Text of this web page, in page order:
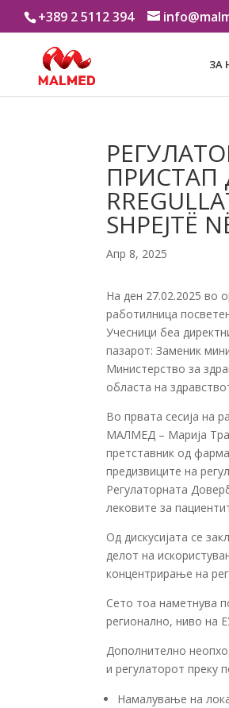
+389 2 5112 394
ЗА
ПРИСТАП
SHPEJTË
Апр 8, 2025
На ден 27.02.2025 во
работилница
Учесници беа
пазарот: Заменик
Министерство за
областа на
Во првата сесија на
МАЛМЕД – Марија
претставник од
предизвиците на
Регулаторната
лековите за
Од дискусијата се
делот на
концентрирање на
Сето тоа наметнува
регионално, ниво на
Дополнително
и регулаторот преку
Намалување на